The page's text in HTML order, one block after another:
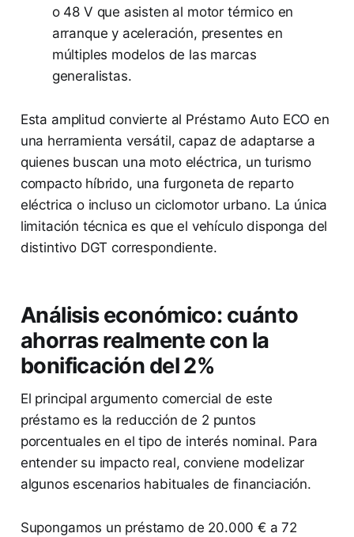
o 48 V que asisten al motor térmico en
arranque y aceleración, presentes en
múltiples modelos de las marcas
generalistas.
Esta amplitud convierte al Préstamo Auto ECO en
una herramienta versátil, capaz de adaptarse a
quienes buscan una moto eléctrica, un turismo
compacto híbrido, una furgoneta de reparto
eléctrica o incluso un ciclomotor urbano. La única
limitación técnica es que el vehículo disponga del
distintivo DGT correspondiente.
Análisis económico: cuánto
ahorras realmente con la
bonificación del 2%
El principal argumento comercial de este
préstamo es la reducción de 2 puntos
porcentuales en el tipo de interés nominal. Para
entender su impacto real, conviene modelizar
algunos escenarios habituales de financiación.
Supongamos un préstamo de 20.000 € a 72